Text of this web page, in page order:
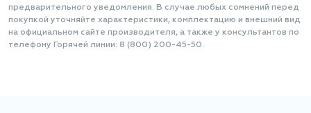
предварительного уведомления. В случае любых сомнений перед
покупкой уточняйте характеристики, комплектацию и внешний вид
на официальном сайте производителя, а также у консультантов по
телефону Горячей линии: 8 (800) 200-45-50.